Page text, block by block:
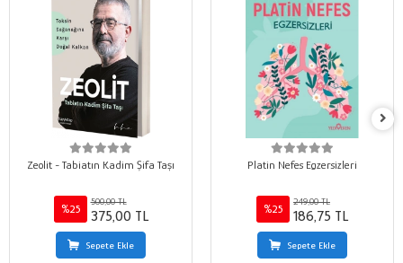
Zeolit - Tabiatın Kadim Şifa Taşı
%25
500,00 TL
375,00 TL
Sepete Ekle
Platin Nefes Egzersizleri
%25
249,00 TL
186,75 TL
Sepete Ekle